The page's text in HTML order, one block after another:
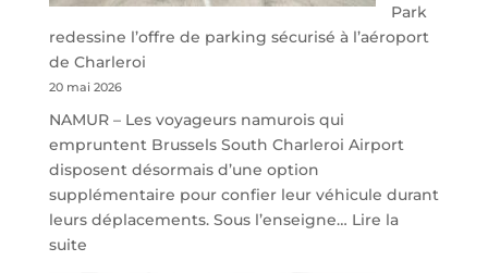
Park
redessine l’offre de parking sécurisé à l’aéroport
de Charleroi
20 mai 2026
NAMUR – Les voyageurs namurois qui
empruntent Brussels South Charleroi Airport
disposent désormais d’une option
supplémentaire pour confier leur véhicule durant
leurs déplacements. Sous l’enseigne… Lire la
suite: